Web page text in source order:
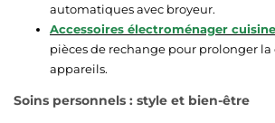
automatiques avec broyeur.
Accessoires électroménager cuisine
pièces de rechange pour prolonger la
appareils.
Soins personnels : style et bien-être